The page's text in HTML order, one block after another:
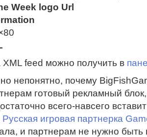
Week logo Url
feed можно получить в
непонятно, почему
готовый рекламный
всего-навсего
Русская игровая партнерка
и партнерам не нужно быть